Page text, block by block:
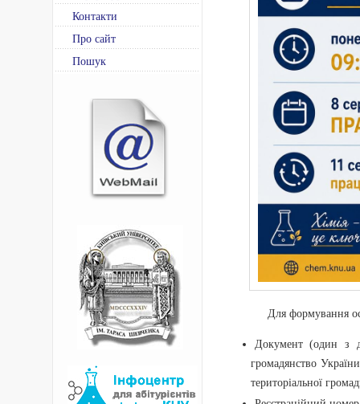
Контакти
Про сайт
Пошук
Для формування
Документ (один з
громадянство
територіальної